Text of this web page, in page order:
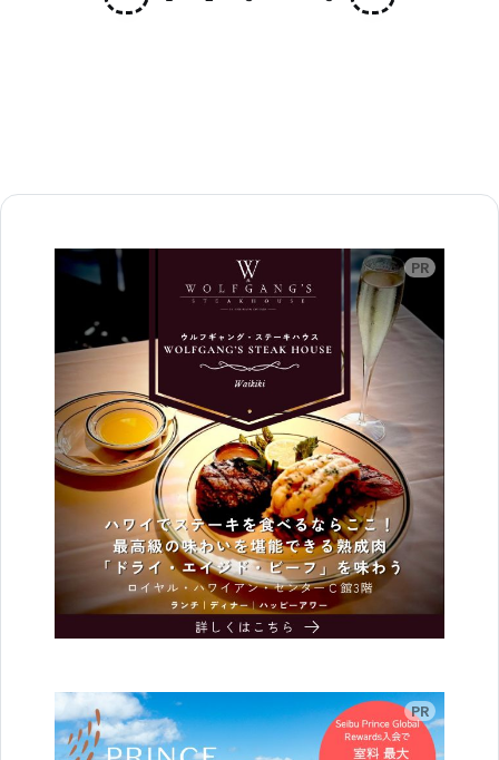
広告
広告